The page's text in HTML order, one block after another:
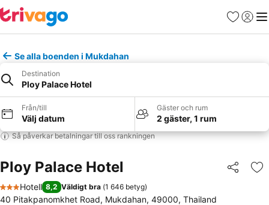
Favoriter
Logga
Se alla boenden i Mukdahan
Destination
Ploy Palace Hotel
Från/till
Välj datum
Gäster och rum
2 gäster, 1 rum
Så påverkar betalningar till oss rankningen
Ploy Palace Hotel Dela
3 Stjärnor
Hotell 8,2 Väldigt bra (1 646 betyg)
40 Pitakpanomkhet Road, Mukdahan, 49000, Thailand